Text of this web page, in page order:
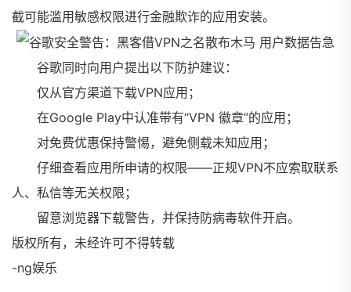
截可能滥用敏感权限进行金融欺诈的应用安装。
谷歌同时向用户提出以下防护建议：
仅从官方渠道下载VPN应用；
在Google Play中认准带有“VPN 徽章”的应用；
对免费优惠保持警惕，避免侧载未知应用；
仔细查看应用所申请的权限——正规VPN不应索取联系
人、私信等无关权限；
留意浏览器下载警告，并保持防病毒软件开启。
版权所有，未经许可不得转载
-ng娱乐